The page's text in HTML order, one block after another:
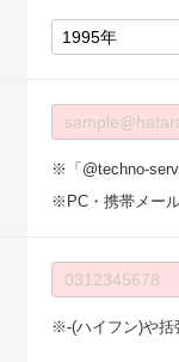
※「@techno-
※PC・携帯メー
※-(ハイフン)や括